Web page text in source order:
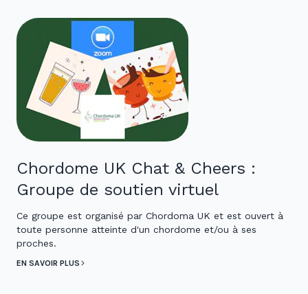
Chordome UK Chat & Cheers :
Groupe de soutien virtuel
Ce groupe est organisé par Chordoma UK et est ouvert à
toute personne atteinte d'un chordome et/ou à ses
proches.
EN SAVOIR PLUS